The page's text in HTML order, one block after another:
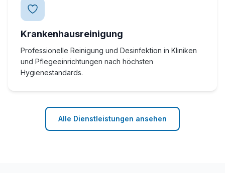
Krankenhausreinigung
Professionelle Reinigung und Desinfektion in Kliniken
und Pflegeeinrichtungen nach höchsten
Hygienestandards.
Alle Dienstleistungen ansehen